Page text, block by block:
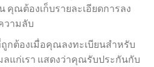
คุณต้องเก็บรายละเอียดการลง
วามลับ
กต้องเมื่อคุณลงทะเบียนสำหรับ
แก่เรา แสดงว่าคุณรับประกันกับ